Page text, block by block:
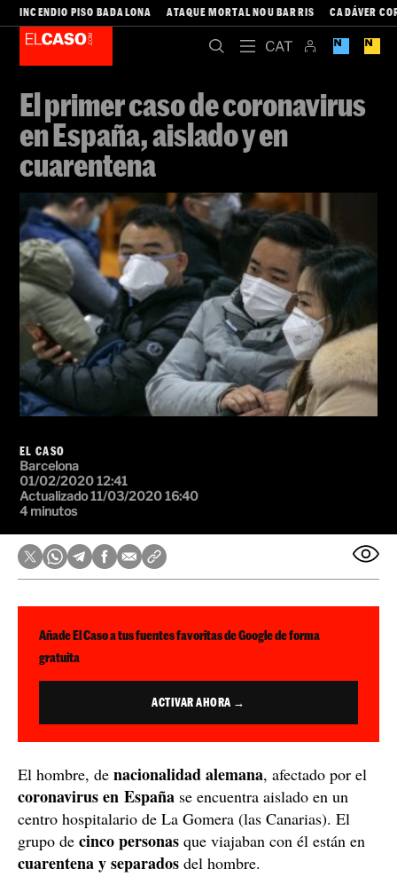
INCENDIO PISO BADALONA ATAQUE MORTAL NOU BARRIS CADÁVER
El primer caso de coronavirus
en España, aislado y en
cuarentena
EL CASO
Barcelona
01/02/2020 12:41
Actualizado 11/03/2020 16:40
4 minutos
Añade El Caso a tus fuentes favoritas de Google de forma
gratuita
ACTIVAR AHORA →
El hombre, de nacionalidad alemana, afectado por el
coronavirus en España se encuentra aislado en un
centro hospitalario de La Gomera (las Canarias). El
grupo de cinco personas que viajaban con él están en
cuarentena y separados del hombre.